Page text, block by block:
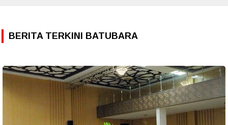
BERITA TERKINI BATUBARA